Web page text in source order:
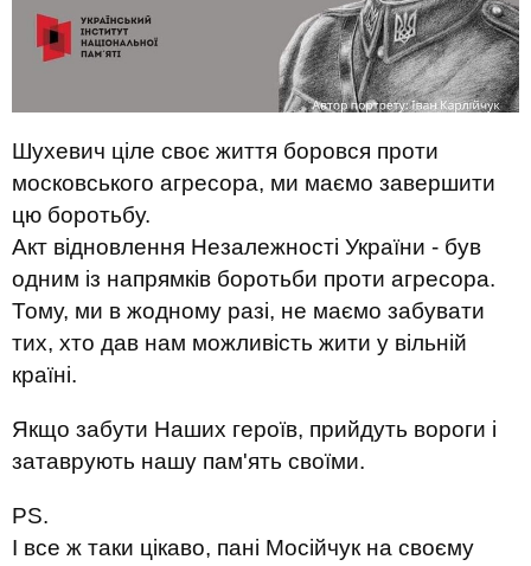
Шухевич ціле своє життя боровся проти
московського агресора, ми маємо завершити
цю боротьбу.
Акт відновлення Незалежності України - був
одним із напрямків боротьби проти агресора.
Тому, ми в жодному разі, не маємо забувати
тих, хто дав нам можливість жити у вільній
країні.
Якщо забути Наших героїв, прийдуть вороги і
затаврують нашу пам'ять своїми.
PS.
І все ж таки цікаво, пані Мосійчук на своєму